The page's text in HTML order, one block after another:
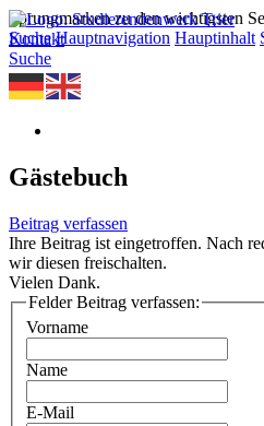
Sprungmarken zu den wichtigsten
Suche Hauptnavigation Hauptinhalt
Kontakt
Suche
Gästebuch
Beitrag verfassen
Ihre Beitrag ist eingetroffen. Nach
wir diesen freischalten.
Vielen Dank.
Felder Beitrag verfassen:
Vorname
Name
E-Mail